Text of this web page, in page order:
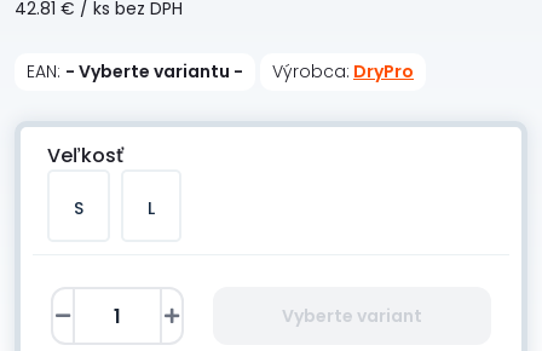
42.81 € / ks bez DPH
EAN: - Vyberte variantu - Výrobca: DryPro
Veľkosť
S L
Vyberte variant